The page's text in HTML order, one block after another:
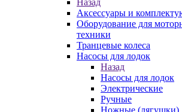
Назад
Аксессуары и
Оборудование для
техники
Транцевые колеса
Насосы для лодок
Назад
Насосы для лодок
Электрические
Ручные
Ножные (лягушки)